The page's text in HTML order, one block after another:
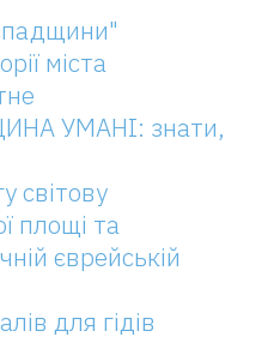
міста
УМАНІ: знати,
світову
площі та
єврейській
для гідів